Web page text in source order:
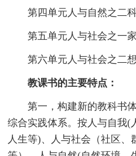
第四单元人与自然之二
第五单元人与社会之一
第六单元人与社会之二
教课书的主要特点：
第一，构建新的教科书
综合实践体系。按人与自我(
人生等)、人与社会（社区、